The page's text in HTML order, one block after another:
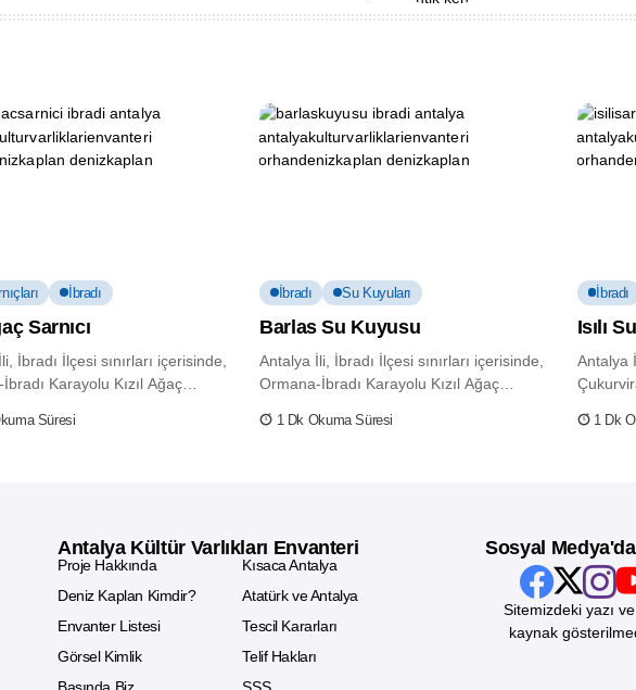
İbradı
Sarnıcı
İbradı İlçesi sınırları içerisinde,
Karayolu Kızıl Ağaç
Süresi
İbradı Su Kuyuları
Barlas Su Kuyusu
Antalya İli, İbradı İlçesi sınırları içerisinde,
Ormana-İbradı Karayolu Kızıl Ağaç
1 Dk Okuma Süresi
İbradı
Isılı
Antalya
1 Dk
Antalya Kültür Varlıkları Envanteri
Proje Hakkında
Kısaca Antalya
Deniz Kaplan Kimdir?
Atatürk ve Antalya
Envanter Listesi
Tescil Kararları
Görsel Kimlik
Telif Hakları
Basında Biz
SSS
Sosyal
Sitemizdeki yazı
kaynak